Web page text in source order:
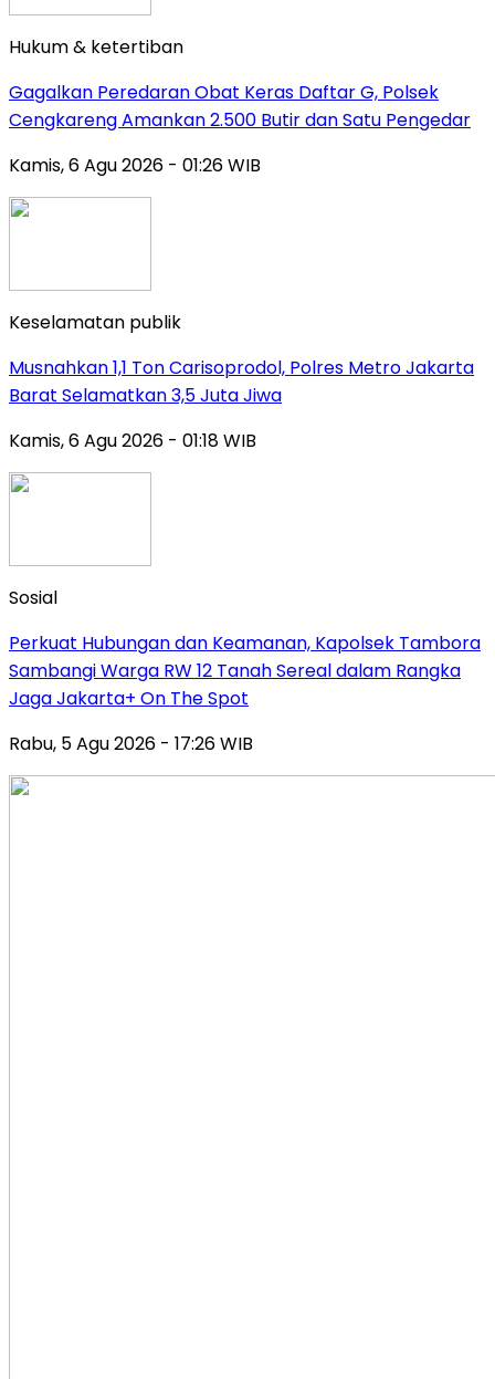
Hukum & ketertiban
Gagalkan Peredaran Obat Keras Daftar G, Polsek
Cengkareng Amankan 2.500 Butir dan Satu Pengedar
Kamis, 6 Agu 2026 - 01:26 WIB
Keselamatan publik
Musnahkan 1,1 Ton Carisoprodol, Polres Metro Jakarta
Barat Selamatkan 3,5 Juta Jiwa
Kamis, 6 Agu 2026 - 01:18 WIB
Sosial
Perkuat Hubungan dan Keamanan, Kapolsek Tambora
Sambangi Warga RW 12 Tanah Sereal dalam Rangka
Jaga Jakarta+ On The Spot
Rabu, 5 Agu 2026 - 17:26 WIB